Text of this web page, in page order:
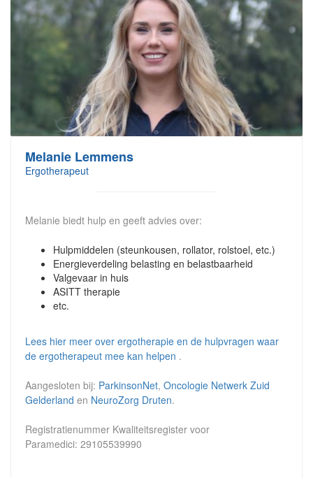
Melanie Lemmens
Ergotherapeut
Melanie biedt hulp en geeft advies over:
Hulpmiddelen (steunkousen, rollator, rolstoel, etc.)
Energieverdeling belasting en belastbaarheid
Valgevaar in huis
ASITT therapie
etc.
Lees hier meer over ergotherapie en de hulpvragen waar
de ergotherapeut mee kan helpen .
Aangesloten bij: ParkinsonNet, Oncologie Netwerk Zuid
Gelderland en NeuroZorg Druten.
Registratienummer Kwaliteitsregister voor
Paramedici: 29105539990